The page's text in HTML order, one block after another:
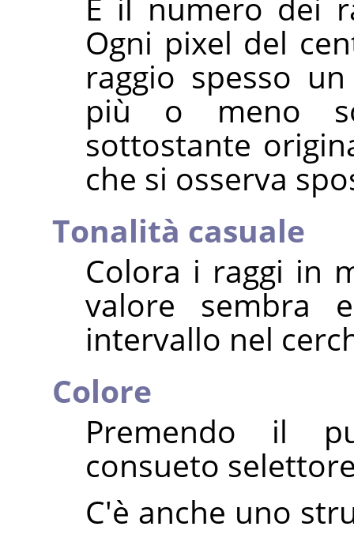
Ogni pixel del
raggio spesso
più o meno
sottostante
che si osserva
Tonalità casuale
Colora i raggi in
valore sembra
intervallo nel
Colore
Premendo il
consueto
C'è anche uno